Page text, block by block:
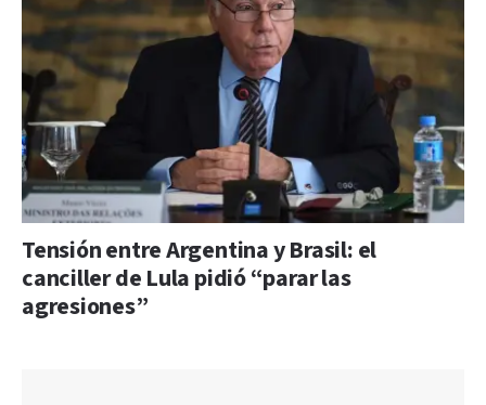
Tensión entre Argentina y Brasil: el
canciller de Lula pidió “parar las
agresiones”